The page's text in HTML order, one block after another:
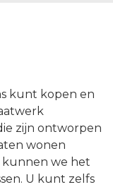
kunt kopen en
zijn ontworpen
wonen
kunnen we het
U kunt zelfs